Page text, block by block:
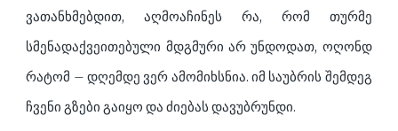
ვათანხმებდით, აღმოაჩინეს რა, რომ თურმე
სმენადაქვეითებული მდგმური არ უნდოდათ, ოღონდ
რატომ – დღემდე ვერ ამომიხსნია. იმ საუბრის შემდეგ
ჩვენი გზები გაიყო და ძიებას დავუბრუნდი.